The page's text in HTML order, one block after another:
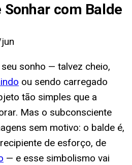
com Balde
sonho — talvez cheio,
ou sendo carregado
tão simples que a
Mas o subconsciente
sem motivo: o balde é,
de esforço, de
— e esse simbolismo vai